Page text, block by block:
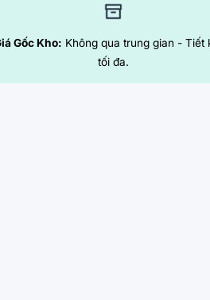
Gốc Kho: Không qua trung gian - Tiết
tối đa.